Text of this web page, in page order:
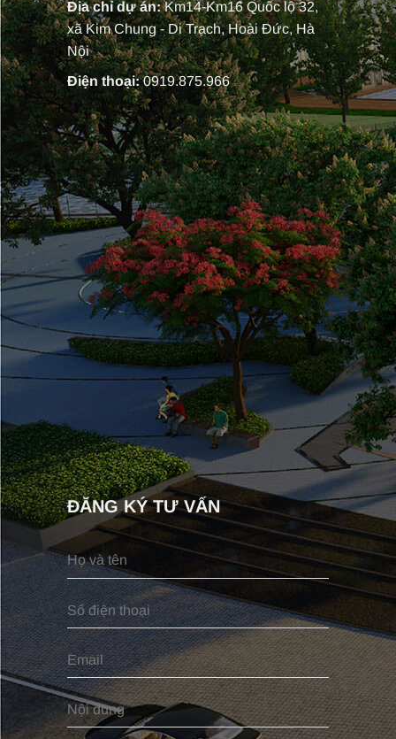
Địa chỉ dự án:Km14-Km16 Quốc lộ 32,
xã Kim Chung - Di Trạch, Hoài Đức, Hà
Nội
Điện thoại:0919.875.966
ĐĂNG KÝ TƯ VẤN